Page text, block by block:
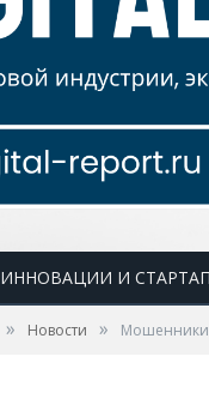
ИННОВАЦИИ И
» Новости » Мошенники